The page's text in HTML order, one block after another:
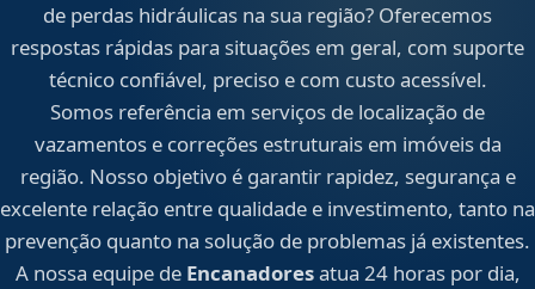
de perdas hidráulicas na sua região? Oferecemos
respostas rápidas para situações em geral, com suporte
técnico confiável, preciso e com custo acessível.
Somos referência em serviços de localização de
vazamentos e correções estruturais em imóveis da
região. Nosso objetivo é garantir rapidez, segurança e
excelente relação entre qualidade e investimento, tanto na
prevenção quanto na solução de problemas já existentes.
A nossa equipe de Encanadoresatua 24 horas por dia,